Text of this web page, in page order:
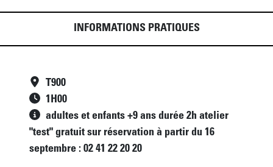
INFORMATIONS PRATIQUES
T900
1H00
adultes et enfants +9 ans durée 2h atelier
"test" gratuit sur réservation à partir du 16
septembre : 02 41 22 20 20